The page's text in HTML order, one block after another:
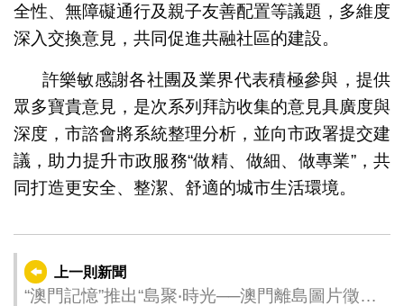
全性、無障礙通行及親子友善配置等議題，多維度
深入交換意見，共同促進共融社區的建設。
許樂敏感謝各社團及業界代表積極參與，提供
眾多寶貴意見，是次系列拜訪收集的意見具廣度與
深度，市諮會將系統整理分析，並向市政署提交建
議，助力提升市政服務“做精、做細、做專業”，共
同打造更安全、整潔、舒適的城市生活環境。
上一則新聞
“澳門記憶”推出“島聚‧時光──澳門離島圖片徵集”